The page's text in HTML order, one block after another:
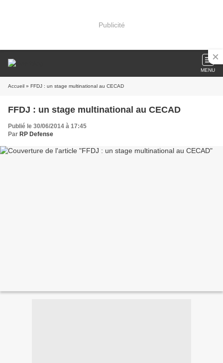
Publicité
MENU
Accueil » FFDJ : un stage multinational au CECAD
FFDJ : un stage multinational au CECAD
Publié le 30/06/2014 à 17:45
Par RP Defense